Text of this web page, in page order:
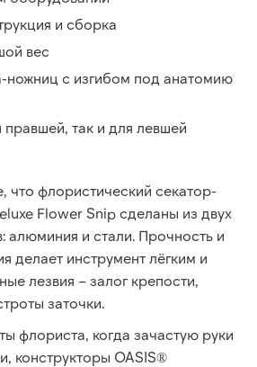
и сборка
вес
ножниц с изгибом под анатомию
так и для левшей
что флористический секатор-
Flower Snip сделаны из двух
алюминия и стали. Прочность и
делает инструмент лёгким и
лезвия – залог крепости,
заточки.
флориста, когда зачастую руки
конструкторы OASIS®